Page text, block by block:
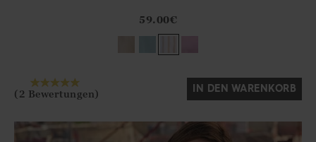
?? ""
Ja Nein
59.00€
(2 Bewertungen) IN DEN WARENKORB